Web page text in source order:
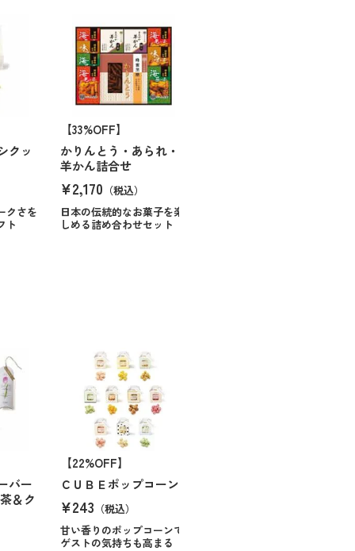
クッ
クさを
ト
【33%OFF】
かりんとう・あられ・
羊かん詰合せ
¥2,170 （税込）
日本の伝統的なお菓子を楽
しめる詰め合わせセット
バー
＆ク
【22%OFF】
ＣＵＢＥポップコーン
¥243 （税込）
甘い香りのポップコーンで
ゲストの気持ちも高まる